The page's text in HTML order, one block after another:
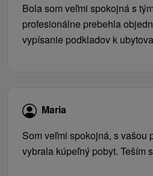
Bola som veľmi spokojná s
profesionálne prebehla
vypísanie podkladov k
Maria
Som veľmi spokojná, s vašou
vybrala kúpeľný pobyt. Teším